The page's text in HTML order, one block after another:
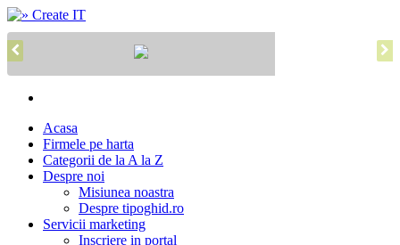
Acasa
Firmele pe harta
Categorii de la A la Z
Despre noi
Misiunea noastra
Despre tipoghid.ro
Servicii marketing
Inscriere in portal